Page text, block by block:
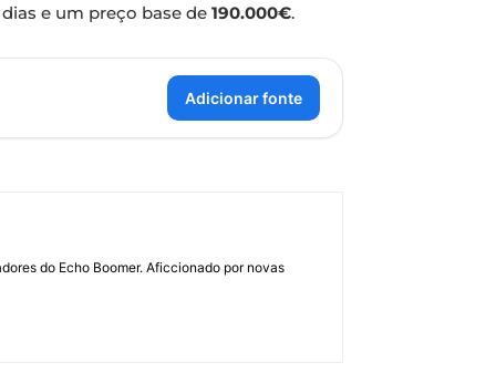
e um preço base de 190.000€.
Adicionar fonte
do Echo Boomer. Aficcionado por novas